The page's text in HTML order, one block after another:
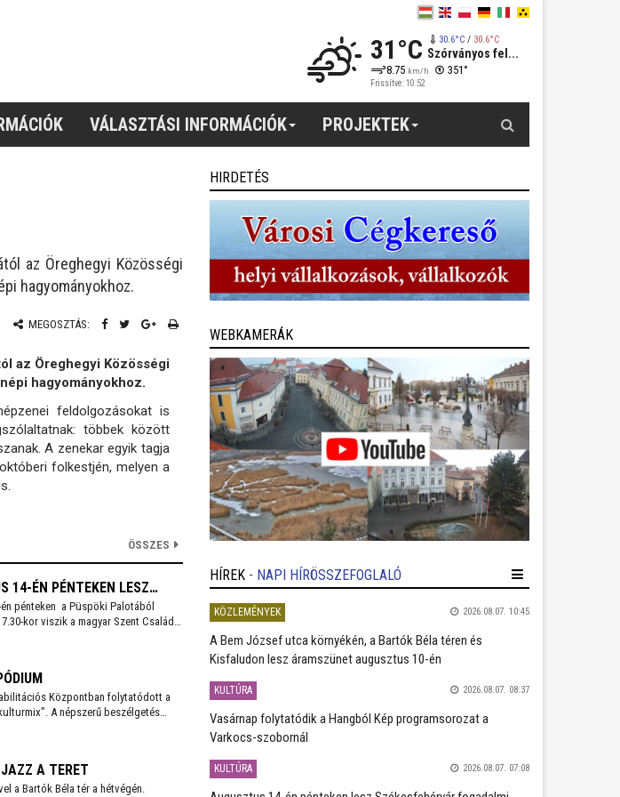
31°C 30.6°C/ 30.6°C
Szórványos fel...
8.75 km/h 351°
Frissítve: 10:52
VÁLASZTÁSI INFORMÁCIÓK PROJEKTEK
az Öreghegyi Közösségi
hagyományokhoz.
MEGOSZTÁS:
az Öreghegyi Közösségi
hagyományokhoz.
feldolgozásokat is
többek között
A zenekar egyik tagja
folkestjén, melyen a
ÖSSZES
14-ÉN PÉNTEKEN LESZ
FOGADALMI
pénteken a Püspöki Palotából
kor viszik a magyar Szent Család
Gizella, Szent Imre) ereklyéit a
Központban folytatódott a
A népszerű beszélgetés
is kivételes vendégek tisztelték
A TERET
a Bartók Béla tér a hétvégén.
HIRDETÉS
WEBKAMERÁK
HÍREK - NAPI HÍRÖSSZEFOGLALÓ
KÖZLEMÉNYEK 2026.08.07. 10:45
A Bem József utca környékén, a Bartók Béla téren és
Kisfaludon lesz áramszünet augusztus 10-én
KULTÚRA 2026.08.07. 08:37
Vasárnap folytatódik a Hangból Kép programsorozat a
Varkocs-szobornál
KULTÚRA 2026.08.07. 07:08